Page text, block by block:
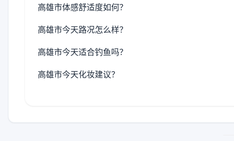
高雄市体感舒适度如何？
高雄市今天路况怎么样？
高雄市今天适合钓鱼吗？
高雄市今天化妆建议？